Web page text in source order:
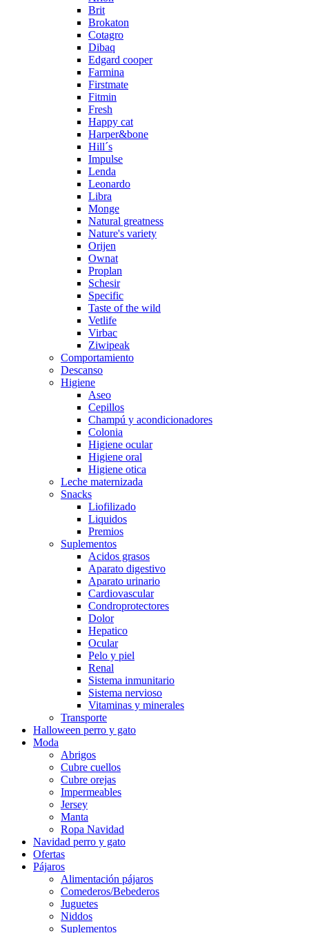
Brit
Brokaton
Cotagro
Dibaq
Edgard cooper
Farmina
Firstmate
Fitmin
Fresh
Happy cat
Harper&bone
Hill´s
Impulse
Lenda
Leonardo
Libra
Monge
Natural greatness
Nature's variety
Orijen
Ownat
Proplan
Schesir
Specific
Taste of the wild
Vetlife
Virbac
Ziwipeak
Comportamiento
Descanso
Higiene
Aseo
Cepillos
Champú y acondicionadores
Colonia
Higiene ocular
Higiene oral
Higiene otica
Leche maternizada
Snacks
Liofilizado
Liquidos
Premios
Suplementos
Acidos grasos
Aparato digestivo
Aparato urinario
Cardiovascular
Condroprotectores
Dolor
Hepatico
Ocular
Pelo y piel
Renal
Sistema inmunitario
Sistema nervioso
Vitaminas y minerales
Transporte
Halloween perro y gato
Moda
Abrigos
Cubre cuellos
Cubre orejas
Impermeables
Jersey
Manta
Ropa Navidad
Navidad perro y gato
Ofertas
Pájaros
Alimentación pájaros
Comederos/Bebederos
Juguetes
Niddos
Suplementos